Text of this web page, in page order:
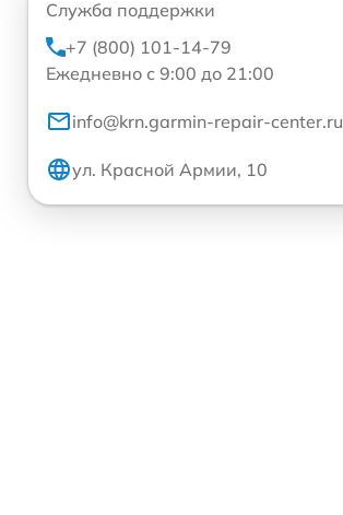
Служба поддержки
+7 (800) 101-14-79
Ежедневно с 9:00 до 21:00
info@krn.garmin-repair-center.ru
ул. Красной Армии, 10